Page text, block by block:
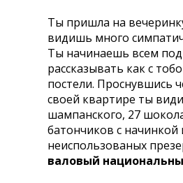
Ты пришла на
видишь много
Ты начинаешь всем
рассказывать как с
постели. Проснувшись
своей квартире ты
шампанского, 27
батончиков с начинкой
неиспользованых
валовый